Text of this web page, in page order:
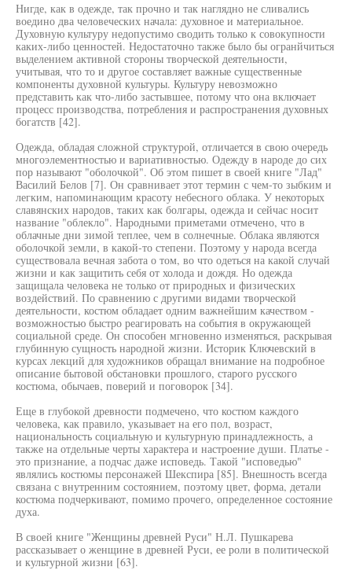
Нигде, как в одежде, так прочно и так наглядно не сливались
воедино два человеческих начала: духовное и материальное.
Духовную культуру недопустимо сводить только к совокупности
каких-либо ценностей. Недостаточно также было бы огранйчиться
выделением активной стороны творческой деятельности,
учитывая, что то и другое составляет важные существенные
компоненты духовной культуры. Культуру невозможно
представить как что-либо застывшее, потому что она включает
процесс производства, потребления и распространения духовных
богатств [42].
Одежда, обладая сложной структурой, отличается в свою очередь
многоэлементностью и вариативностью. Одежду в народе до сих
пор называют "оболочкой". Об этом пишет в своей книге "Лад"
Василий Белов [7]. Он сравнивает этот термин с чем-то зыбким и
легким, напоминающим красоту небесного облака. У некоторых
славянских народов, таких как болгары, одежда и сейчас носит
название "облекло". Народными приметами отмечено, что в
облачные дни зимой теплее, чем в солнечные. Облака являются
оболочкой земли, в какой-то степени. Поэтому у народа всегда
существовала вечная забота о том, во что одеться на какой случай
жизни и как защитить себя от холода и дождя. Но одежда
защищала человека не только от природных и физических
воздействий. По сравнению с другими видами творческой
деятельности, костюм обладает одним важнейшим качеством -
возможностью быстро реагировать на события в окружающей
социальной среде. Он способен мгновенно изменяться, раскрывая
глубинную сущность народной жизни. Историк Ключевский в
курсах лекций для художников обращал внимание на подробное
описание бытовой обстановки прошлого, старого русского
костюма, обычаев, поверий и поговорок [34].
Еще в глубокой древности подмечено, что костюм каждого
человека, как правило, указывает на его пол, возраст,
национальность социальную и культурную принадлежность, а
также на отдельные черты характера и настроение души. Платье -
это признание, а подчас даже исповедь. Такой "исповедью"
являлись костюмы персонажей Шекспира [85]. Внешность всегда
связана с внутренним состоянием, поэтому цвет, форма, детали
костюма подчеркивают, помимо прочего, определенное состояние
духа.
В своей книге "Женщины древней Руси" Н.Л. Пушкарева
рассказывает о женщине в древней Руси, ее роли в политической
и культурной жизни [63].